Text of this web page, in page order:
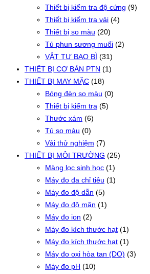
Thiết bị kiểm tra độ cứng (9)
Thiết bị kiểm tra vải (4)
Thiết bị so màu (20)
Tủ phun sương muối (2)
VẬT TƯ BAO BÌ (31)
THIẾT BỊ CƠ BẢN PTN (1)
THIẾT BỊ MAY MẶC (18)
Bóng đèn so màu (0)
Thiết bị kiểm tra (5)
Thước xám (6)
Tủ so màu (0)
Vải thử nghiệm (7)
THIẾT BỊ MÔI TRƯỜNG (25)
Màng lọc sinh học (1)
Máy đo đa chỉ tiêu (1)
Máy đo độ dẫn (5)
Máy đo độ mặn (1)
Máy đo ion (2)
Máy đo kích thước hạt (1)
Máy đo kích thước hạt (1)
Máy đo oxi hòa tan (DO) (3)
Máy đo pH (10)